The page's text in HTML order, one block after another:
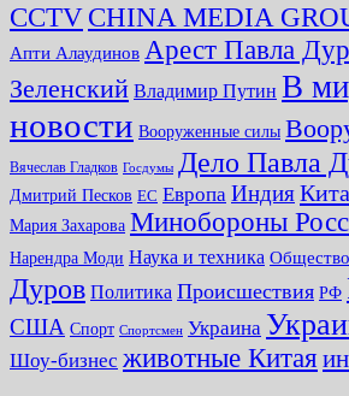
CCTV CHINA MEDIA
Апти Алаудинов Арест Павла
Зеленский Владимир Путин В
новости Вооруженные силы
Вячеслав Гладков Госдумы Дело Павла
Дмитрий Песков ЕС Европа Индия
Мария Захарова Минобороны
Нарендра Моди Наука и техника Общество
Дуров Политика Происшествия РФ
США Спорт Спортсмен Украина
Шоу-бизнес животные Китая